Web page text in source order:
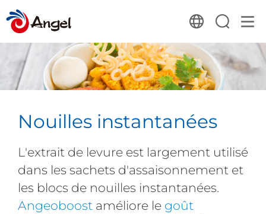
Nouilles instantanées
L'extrait de levure est largement utilisé
dans les sachets d'assaisonnement et
les blocs de nouilles instantanées.
Angeoboost améliore le goût